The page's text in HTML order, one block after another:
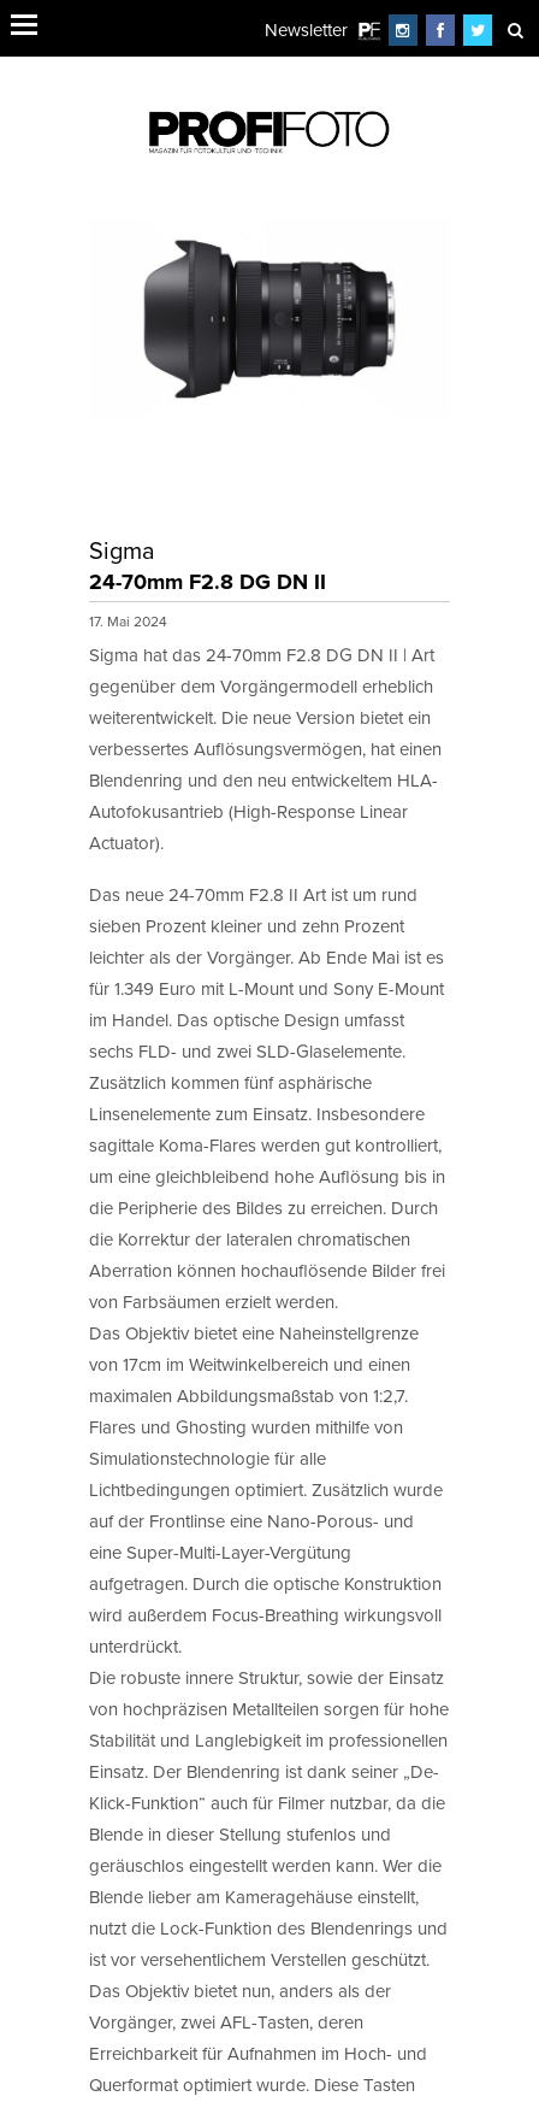
Newsletter
Sigma
24-70mm F2.8 DG DN II
17. Mai 2024
Sigma hat das 24-70mm F2.8 DG DN II | Art
gegenüber dem Vorgängermodell erheblich
weiterentwickelt. Die neue Version bietet ein
verbessertes Auflösungsvermögen, hat einen
Blendenring und den neu entwickeltem HLA-
Autofokusantrieb (High-Response Linear
Actuator).
Das neue 24-70mm F2.8 II Art ist um rund
sieben Prozent kleiner und zehn Prozent
leichter als der Vorgänger. Ab Ende Mai ist es
für 1.349 Euro mit L-Mount und Sony E-Mount
im Handel. Das optische Design umfasst
sechs FLD- und zwei SLD-Glaselemente.
Zusätzlich kommen fünf asphärische
Linsenelemente zum Einsatz. Insbesondere
sagittale Koma-Flares werden gut kontrolliert,
um eine gleichbleibend hohe Auflösung bis in
die Peripherie des Bildes zu erreichen. Durch
die Korrektur der lateralen chromatischen
Aberration können hochauflösende Bilder frei
von Farbsäumen erzielt werden.
Das Objektiv bietet eine Naheinstellgrenze
von 17cm im Weitwinkelbereich und einen
maximalen Abbildungsmaßstab von 1:2,7.
Flares und Ghosting wurden mithilfe von
Simulationstechnologie für alle
Lichtbedingungen optimiert. Zusätzlich wurde
auf der Frontlinse eine Nano-Porous- und
eine Super-Multi-Layer-Vergütung
aufgetragen. Durch die optische Konstruktion
wird außerdem Focus-Breathing wirkungsvoll
unterdrückt.
Die robuste innere Struktur, sowie der Einsatz
von hochpräzisen Metallteilen sorgen für hohe
Stabilität und Langlebigkeit im professionellen
Einsatz. Der Blendenring ist dank seiner „De-
Klick-Funktion“ auch für Filmer nutzbar, da die
Blende in dieser Stellung stufenlos und
geräuschlos eingestellt werden kann. Wer die
Blende lieber am Kameragehäuse einstellt,
nutzt die Lock-Funktion des Blendenrings und
ist vor versehentlichem Verstellen geschützt.
Das Objektiv bietet nun, anders als der
Vorgänger, zwei AFL-Tasten, deren
Erreichbarkeit für Aufnahmen im Hoch- und
Querformat optimiert wurde. Diese Tasten